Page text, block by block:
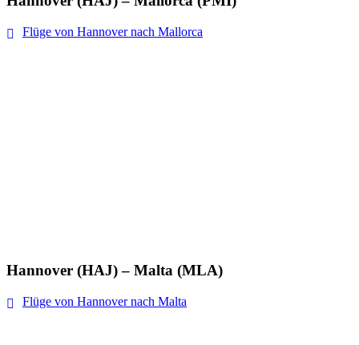
Flüge von Hannover nach Mallorca
Hannover (HAJ) – Malta (MLA)
Flüge von Hannover nach Malta